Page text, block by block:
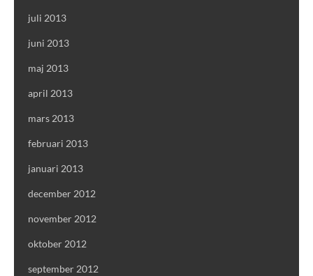
juli 2013
juni 2013
maj 2013
april 2013
mars 2013
februari 2013
januari 2013
december 2012
november 2012
oktober 2012
september 2012